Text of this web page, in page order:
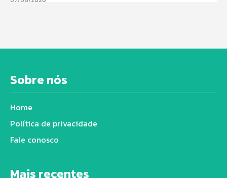
Sobre nós
Home
Política de privacidade
Fale conosco
Mais recentes